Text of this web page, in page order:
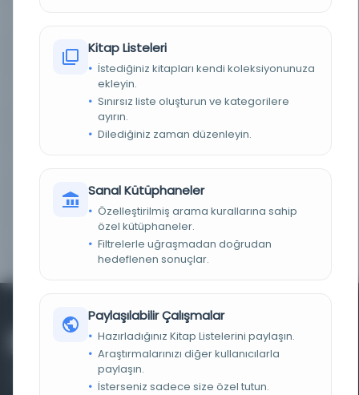
Evet
2
LOKASYON
Milli Savunma Bakanlığı Askeri Tarih Arşivi -
ATASE - OSMANLI-YUNAN HARBİ
01.05.1898
Kitap Listeleri
İstediğiniz kitapları kendi koleksiyonunuza
ekleyin.
Sınırsız liste oluşturun ve kategorilere
ayırın.
Dilediğiniz zaman düzenleyin.
Sanal Kütüphaneler
Özelleştirilmiş arama kurallarına sahip
özel kütüphaneler.
Filtrelerle uğraşmadan doğrudan
hedeflenen sonuçlar.
Paylaşılabilir Çalışmalar
Hazırladığınız Kitap Listelerini paylaşın.
Araştırmalarınızı diğer kullanıcılarla
paylaşın.
İsterseniz sadece size özel tutun.